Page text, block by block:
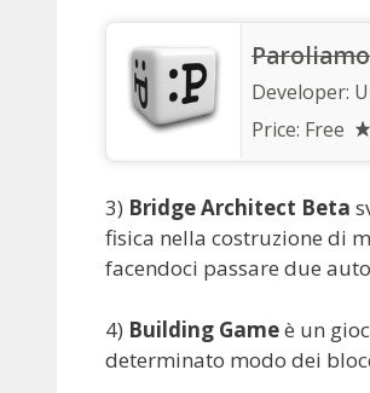
Paroliamo
Developer:
Price: Free
3) Bridge Architect Beta
fisica nella costruzione di
facendoci passare due
4) Building Gameè un
determinato modo dei